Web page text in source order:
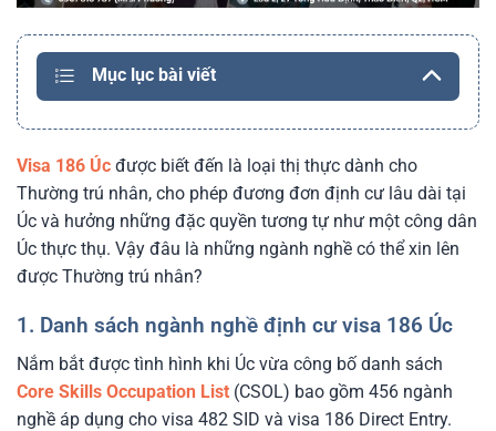
Mục lục bài viết
Visa 186 Úc được biết đến là loại thị thực dành cho
Thường trú nhân, cho phép đương đơn định cư lâu dài tại
Úc và hưởng những đặc quyền tương tự như một công dân
Úc thực thụ. Vậy đâu là những ngành nghề có thể xin lên
được Thường trú nhân?
1. Danh sách ngành nghề định cư visa 186 Úc
Nắm bắt được tình hình khi Úc vừa công bố danh sách
Core Skills Occupation List (CSOL) bao gồm 456 ngành
nghề áp dụng cho visa 482 SID và visa 186 Direct Entry.